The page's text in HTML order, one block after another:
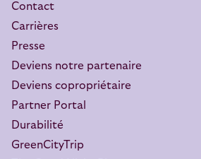
Contact
Carrières
Presse
Deviens notre partenaire
Deviens copropriétaire
Partner Portal
Durabilité
GreenCityTrip